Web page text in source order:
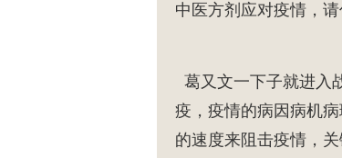
中医方剂应对疫情，
葛又文一下子就进入
疫，疫情的病因病机
的速度来阻击疫情，